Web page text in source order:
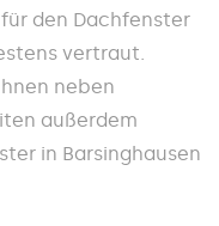
den Dachfenster
vertraut.
neben
außerdem
in Barsinghausen